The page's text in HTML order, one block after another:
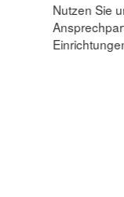
Nutzen Sie